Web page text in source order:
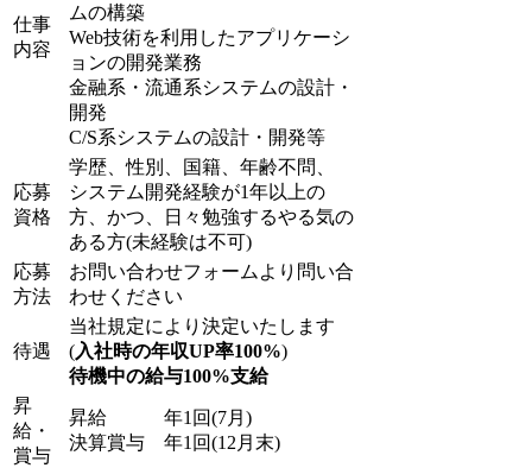
仕事
内容
ムの構築
Web技術を利用したアプリケーシ
ョンの開発業務
金融系・流通系システムの設計・
開発
C/S系システムの設計・開発等
応募
資格
学歴、性別、国籍、年齢不問、
システム開発経験が1年以上の
方、かつ、日々勉強するやる気の
ある方(未経験は不可)
応募
方法
お問い合わせフォームより問い合
わせください
待遇
当社規定により決定いたします
(入社時の年収UP率100%)
待機中の給与100%支給
昇
給・
賞与
昇給 年1回(7月)
決算賞与 年1回(12月末)